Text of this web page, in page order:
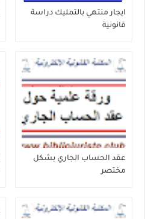
ايجار منتهي بالتمليك دراسة
قانونية
عقد الحساب الجاري بشكل
مختصر